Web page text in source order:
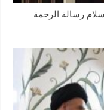
رسالة الرحمة